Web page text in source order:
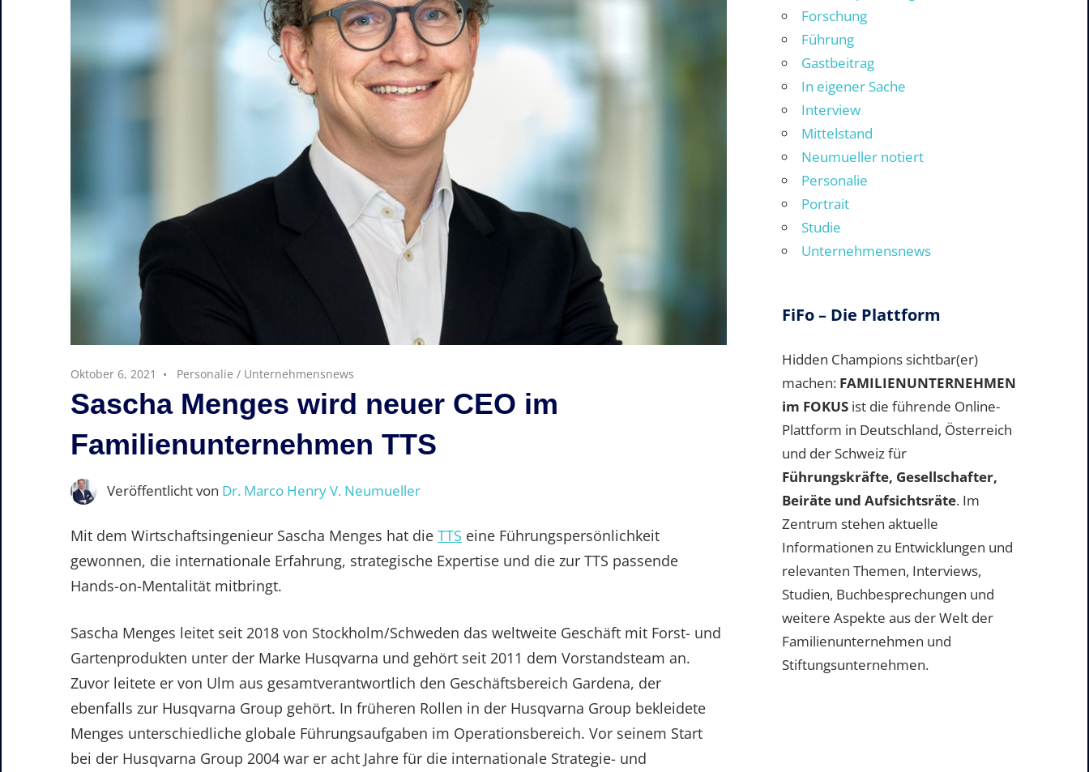
Oktober 6, 2021 Personalie / Unternehmensnews
Sascha Menges wird neuer CEO im
Familienunternehmen TTS
Veröffentlicht von Dr. Marco Henry V. Neumueller
Mit dem Wirtschaftsingenieur Sascha Menges hat die TTS eine Führungspersönlichkeit
gewonnen, die internationale Erfahrung, strategische Expertise und die zur TTS passende
Hands-on-Mentalität mitbringt.
Sascha Menges leitet seit 2018 von Stockholm/Schweden das weltweite Geschäft mit Forst- und
Gartenprodukten unter der Marke Husqvarna und gehört seit 2011 dem Vorstandsteam an.
Zuvor leitete er von Ulm aus gesamtverantwortlich den Geschäftsbereich Gardena, der
ebenfalls zur Husqvarna Group gehört. In früheren Rollen in der Husqvarna Group bekleidete
Menges unterschiedliche globale Führungsaufgaben im Operationsbereich. Vor seinem Start
bei der Husqvarna Group 2004 war er acht Jahre für die internationale Strategie- und
Forschung
Führung
Gastbeitrag
In eigener Sache
Interview
Mittelstand
Neumueller notiert
Personalie
Portrait
Studie
Unternehmensnews
FiFo – Die Plattform
Hidden Champions sichtbar(er)
machen: FAMILIENUNTERNEHMEN
im FOKUS ist die führende Online-
Plattform in Deutschland, Österreich
und der Schweiz für
Führungskräfte, Gesellschafter,
Beiräte und Aufsichtsräte. Im
Zentrum stehen aktuelle
Informationen zu Entwicklungen und
relevanten Themen, Interviews,
Studien, Buchbesprechungen und
weitere Aspekte aus der Welt der
Familienunternehmen und
Stiftungsunternehmen.